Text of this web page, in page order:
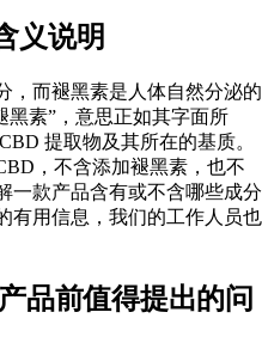
义说明
，而褪黑素是人体自然分泌的
黑素”，意思正如其字面所
提取物及其所在的基质。
，不含添加褪黑素，也不
一款产品含有或不含哪些成分
有用信息，我们的工作人员也
品前值得提出的问